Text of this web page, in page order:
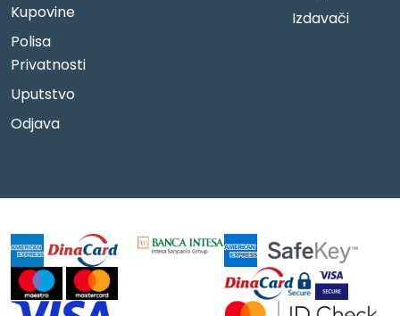
Kupovine
Polisa
Privatnosti
Uputstvo
Odjava
Izdavači